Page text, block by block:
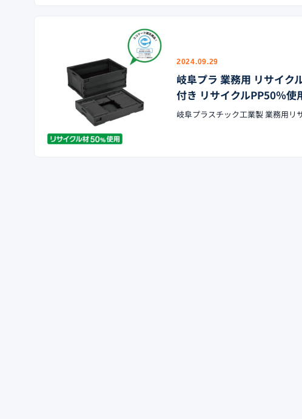
2024.09.29
岐阜プラ 業務用 リサイク
付き リサイクルPP50％使
岐阜プラスチック工業製 業務用